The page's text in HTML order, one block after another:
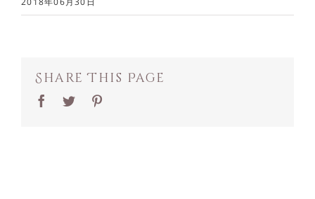
Share This Page
Facebook
Twitter